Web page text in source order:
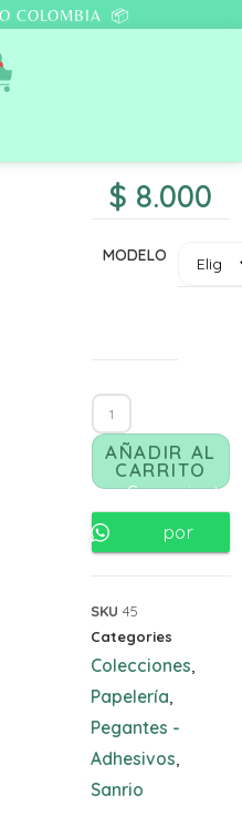
COLOMBIA 📦
$ 8.000
MODELO
AÑADIR AL
CARRITO
Comunicate
por
SKU 45
Categories
Colecciones
Papelería
Pegantes -
Adhesivos
Sanrio